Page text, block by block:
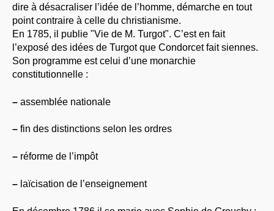
dire à désacraliser l’idée de l’homme, démarche en tout
point contraire à celle du christianisme.
En 1785, il publie "Vie de M. Turgot". C’est en fait
l’exposé des idées de Turgot que Condorcet fait siennes.
Son programme est celui d’une monarchie
constitutionnelle :
– assemblée nationale
– fin des distinctions selon les ordres
– réforme de l’impôt
– laïcisation de l’enseignement